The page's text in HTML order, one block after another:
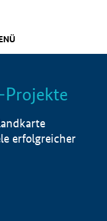
Info
Projekte
erfolgreicher